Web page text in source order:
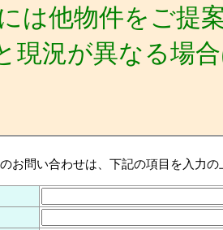
は他物件をご提
現況が異なる場
お問い合わせは、下記の項目を入力